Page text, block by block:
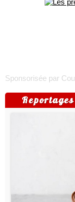
Sponsorisée par